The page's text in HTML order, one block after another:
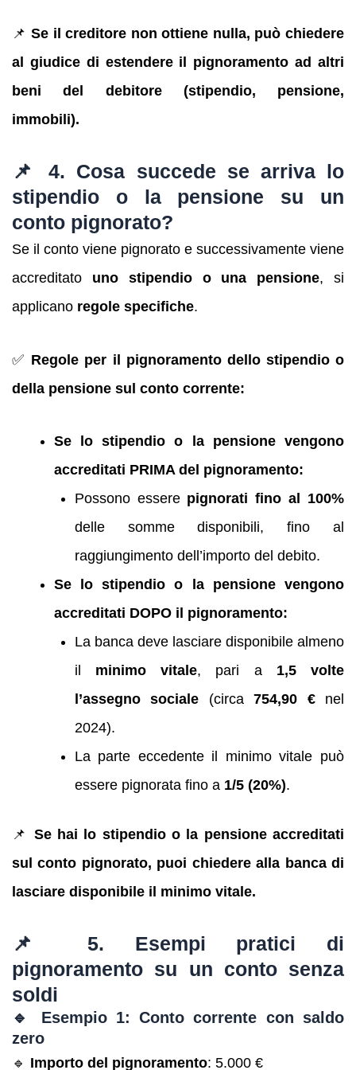
📌Se il creditore non ottiene nulla, può chiedere
al giudice di estendere il pignoramento ad altri
beni del debitore (stipendio, pensione,
immobili).
📌 4. Cosa succede se arriva lo
stipendio o la pensione su un
conto pignorato?
Se il conto viene pignorato e successivamente viene
accreditato uno stipendio o una pensione, si
applicano regole specifiche.
✅ Regole per il pignoramento dello stipendio o
della pensione sul conto corrente:
Se lo stipendio o la pensione vengono
accreditati PRIMA del pignoramento:
Possono essere pignorati fino al 100%
delle somme disponibili, fino al
raggiungimento dell’importo del debito.
Se lo stipendio o la pensione vengono
accreditati DOPO il pignoramento:
La banca deve lasciare disponibile almeno
il minimo vitale, pari a 1,5 volte
l’assegno sociale (circa754,90 €nel
2024).
La parte eccedente il minimo vitale può
essere pignorata fino a 1/5 (20%).
📌 Se hai lo stipendio o la pensione accreditati
sul conto pignorato, puoi chiedere alla banca di
lasciare disponibile il minimo vitale.
📌 5. Esempi pratici di
pignoramento su un conto senza
soldi
🔹 Esempio 1: Conto corrente con saldo
zero
🔹 Importo del pignoramento: 5.000 €